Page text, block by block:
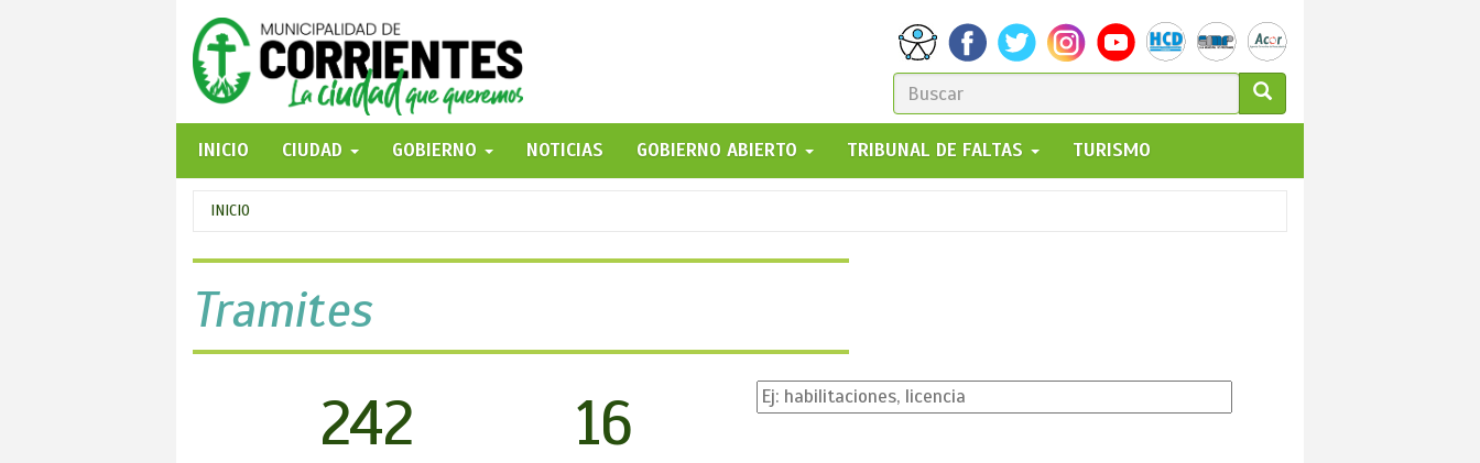
FORMULARIO
DE
BÚSQUEDA
GO!
INICIO
CIUDAD GOBIERNO NOTICIAS GOBIERNO ABIERTO TRIBUNAL DE FALTAS TURISMO
Se
encuentra
usted
aquí
INICIO
Tramites
242 16